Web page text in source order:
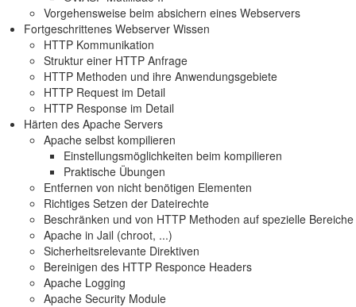
Vorgehensweise beim absichern eines Webservers
Fortgeschrittenes Webserver Wissen
HTTP Kommunikation
Struktur einer HTTP Anfrage
HTTP Methoden und ihre Anwendungsgebiete
HTTP Request im Detail
HTTP Response im Detail
Härten des Apache Servers
Apache selbst kompilieren
Einstellungsmöglichkeiten beim kompilieren
Praktische Übungen
Entfernen von nicht benötigen Elementen
Richtiges Setzen der Dateirechte
Beschränken und von HTTP Methoden auf spezielle Bereiche
Apache in Jail (chroot, ...)
Sicherheitsrelevante Direktiven
Bereinigen des HTTP Responce Headers
Apache Logging
Apache Security Module